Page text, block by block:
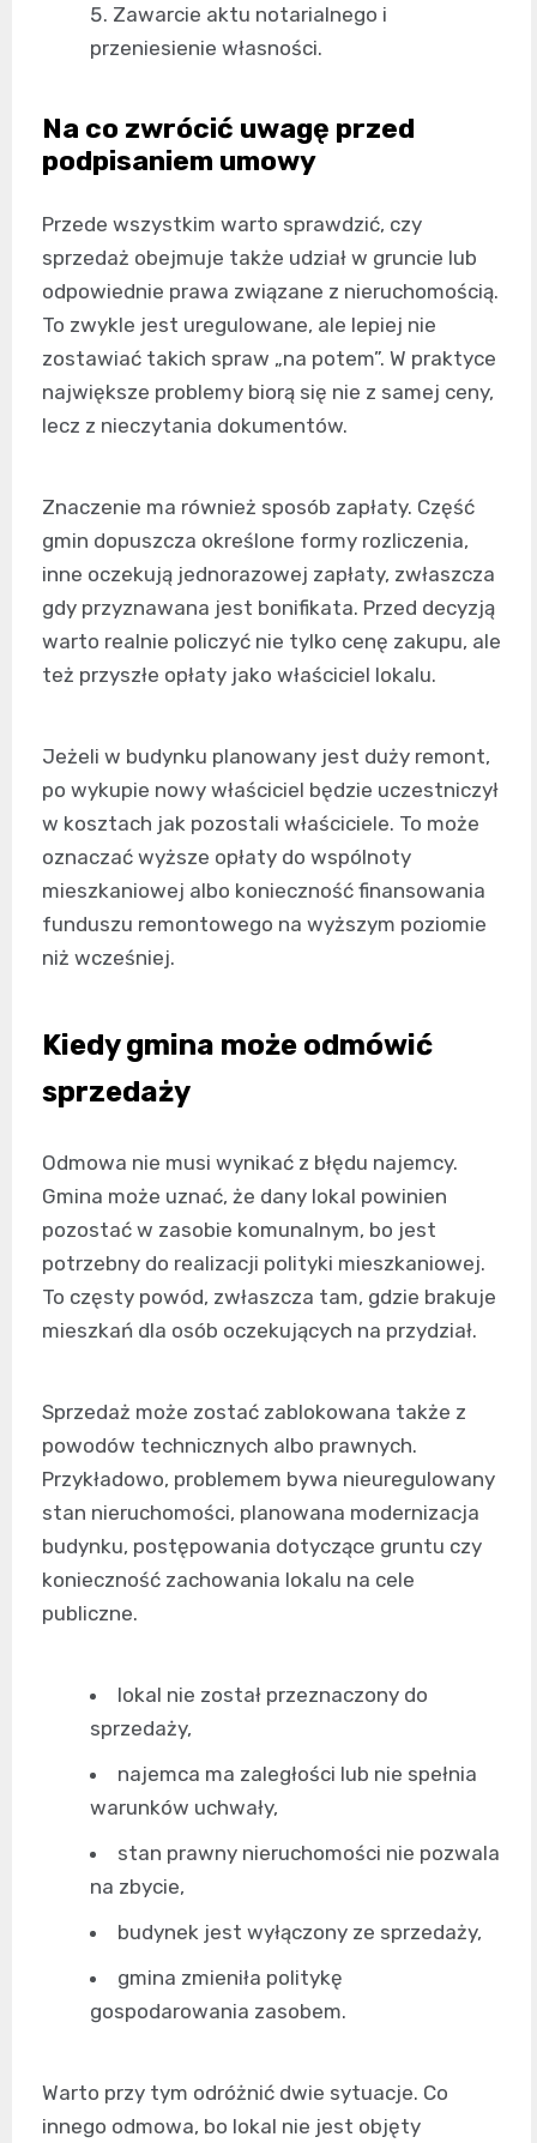
Zawarcie aktu notarialnego i
przeniesienie własności.
Na co zwrócić uwagę przed
podpisaniem umowy
Przede wszystkim warto sprawdzić, czy
sprzedaż obejmuje także udział w gruncie lub
odpowiednie prawa związane z nieruchomością.
To zwykle jest uregulowane, ale lepiej nie
zostawiać takich spraw „na potem”. W praktyce
największe problemy biorą się nie z samej ceny,
lecz z nieczytania dokumentów.
Znaczenie ma również sposób zapłaty. Część
gmin dopuszcza określone formy rozliczenia,
inne oczekują jednorazowej zapłaty, zwłaszcza
gdy przyznawana jest bonifikata. Przed decyzją
warto realnie policzyć nie tylko cenę zakupu, ale
też przyszłe opłaty jako właściciel lokalu.
Jeżeli w budynku planowany jest duży remont,
po wykupie nowy właściciel będzie uczestniczył
w kosztach jak pozostali właściciele. To może
oznaczać wyższe opłaty do wspólnoty
mieszkaniowej albo konieczność finansowania
funduszu remontowego na wyższym poziomie
niż wcześniej.
Kiedy gmina może odmówić
sprzedaży
Odmowa nie musi wynikać z błędu najemcy.
Gmina może uznać, że dany lokal powinien
pozostać w zasobie komunalnym, bo jest
potrzebny do realizacji polityki mieszkaniowej.
To częsty powód, zwłaszcza tam, gdzie brakuje
mieszkań dla osób oczekujących na przydział.
Sprzedaż może zostać zablokowana także z
powodów technicznych albo prawnych.
Przykładowo, problemem bywa nieuregulowany
stan nieruchomości, planowana modernizacja
budynku, postępowania dotyczące gruntu czy
konieczność zachowania lokalu na cele
publiczne.
lokal nie został przeznaczony do
sprzedaży,
najemca ma zaległości lub nie spełnia
warunków uchwały,
stan prawny nieruchomości nie pozwala
na zbycie,
budynek jest wyłączony ze sprzedaży,
gmina zmieniła politykę
gospodarowania zasobem.
Warto przy tym odróżnić dwie sytuacje. Co
innego odmowa, bo lokal nie jest objęty